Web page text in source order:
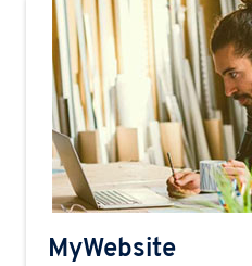
MyWebsite